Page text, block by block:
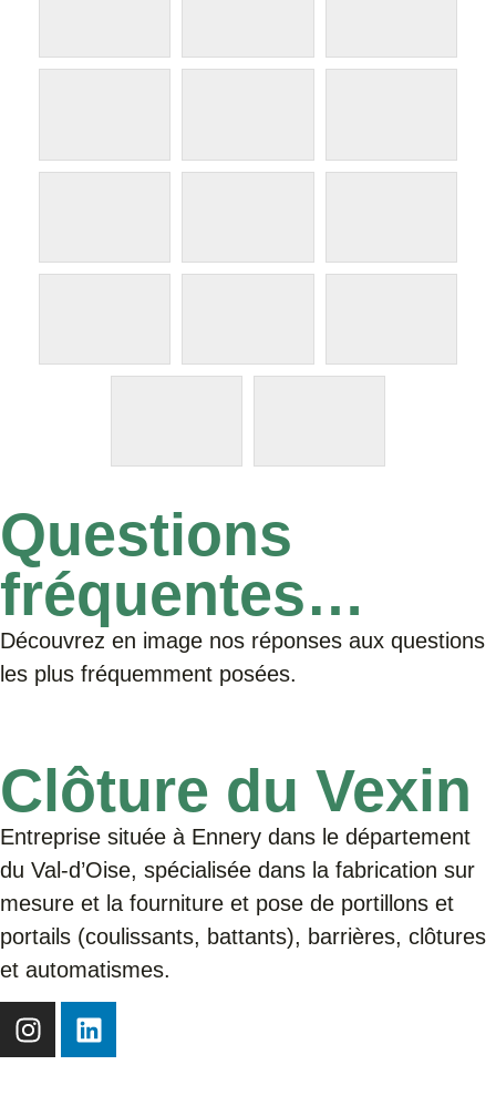
Questions
fréquentes…
Découvrez en image nos réponses aux questions
les plus fréquemment posées.
Clôture du Vexin
Entreprise située à Ennery dans le département
du Val-d’Oise, spécialisée dans la fabrication sur
mesure et la fourniture et pose de portillons et
portails (coulissants, battants), barrières, clôtures
et automatismes.